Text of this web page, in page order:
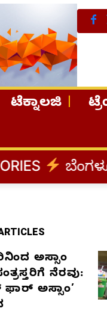
ಟೆಕ್ನಾಲಜಿ
ಅಸ್ಸಾಂ
ನೆರವು:
ಅಸ್ಸಾಂ’